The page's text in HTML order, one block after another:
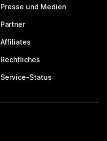
Presse und Medien
Partner
Affiliates
Rechtliches
Service-Status